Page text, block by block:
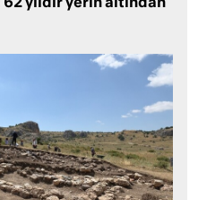
yıldır yerin altından